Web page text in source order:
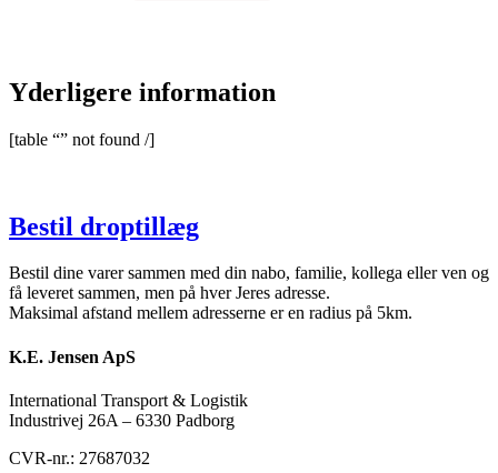
Yderligere information
[table “” not found /]
Bestil droptillæg
Bestil dine varer sammen med din nabo, familie, kollega eller ven og
få leveret sammen, men på hver Jeres adresse.
Maksimal afstand mellem adresserne er en radius på 5km.
K.E. Jensen ApS
International Transport & Logistik
Industrivej 26A – 6330 Padborg
CVR-nr.: 27687032